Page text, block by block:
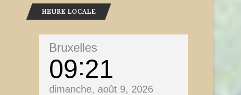
HEURE LOCALE
Bruxelles
09 21
dimanche, août 9, 2026